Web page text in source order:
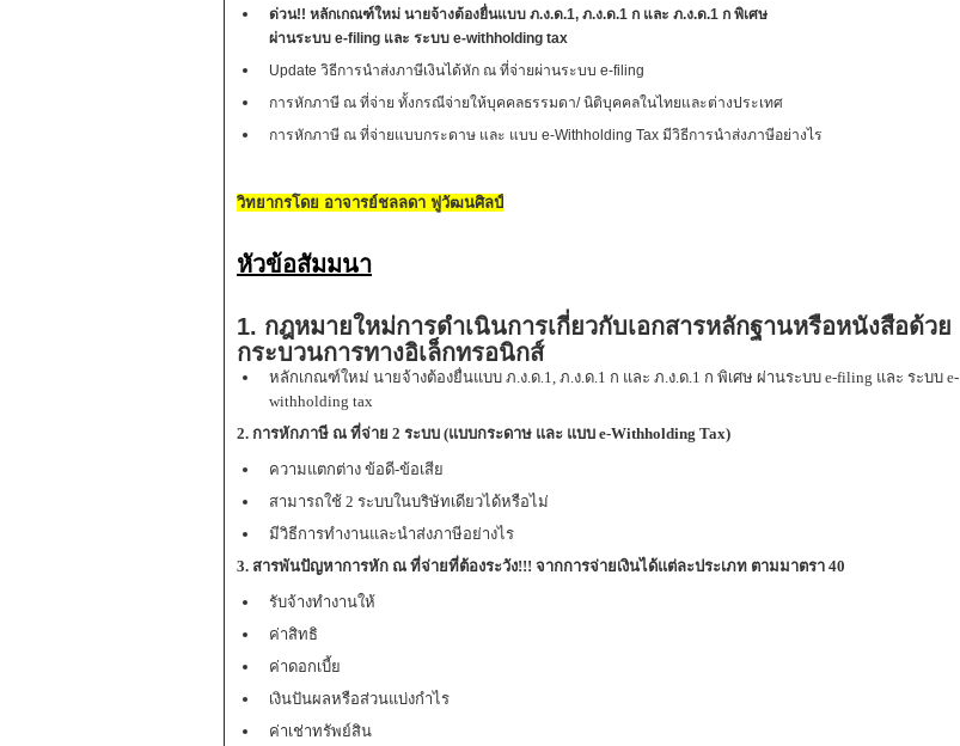
ด่วน!! หลักเกณฑ์ใหม่ นายจ้างต้องยื่นแบบ ภ.ง.ด.1, ภ.ง.ด.1 ก และ ภ.ง.ด.1 ก พิเศษ
ผ่านระบบ e-filing และ ระบบ e-withholding tax
Update วิธีการนำส่งภาษีเงินได้หัก ณ ที่จ่ายผ่านระบบ e-filing
การหักภาษี ณ ที่จ่าย ทั้งกรณีจ่ายให้บุคคลธรรมดา/ นิติบุคคลในไทยและต่างประเทศ
การหักภาษี ณ ที่จ่ายแบบกระดาษ และ แบบ e-Withholding Tax มีวิธีการนำส่งภาษีอย่างไร
วิทยากรโดย อาจารย์ชลลดา ฟูวัฒนศิลป์
หัวข้อสัมมนา
1. กฎหมายใหม่การดำเนินการเกี่ยวกับเอกสารหลักฐานหรือหนังสือด้วย
กระบวนการทางอิเล็กทรอนิกส์
หลักเกณฑ์ใหม่ นายจ้างต้องยื่นแบบ ภ.ง.ด.1, ภ.ง.ด.1 ก และ ภ.ง.ด.1 ก พิเศษ ผ่านระบบ e-filing และ ระบบ e-
withholding tax
2. การหักภาษี ณ ที่จ่าย 2 ระบบ (แบบกระดาษ และ แบบ e-Withholding Tax)
ความแตกต่าง ข้อดี-ข้อเสีย
สามารถใช้ 2 ระบบในบริษัทเดียวได้หรือไม่
มีวิธีการทำงานและนำส่งภาษีอย่างไร
3. สารพันปัญหาการหัก ณ ที่จ่ายที่ต้องระวัง!!! จากการจ่ายเงินได้แต่ละประเภท ตามมาตรา 40
รับจ้างทำงานให้
ค่าสิทธิ
ค่าดอกเบี้ย
เงินปันผลหรือส่วนแบ่งกำไร
ค่าเช่าทรัพย์สิน